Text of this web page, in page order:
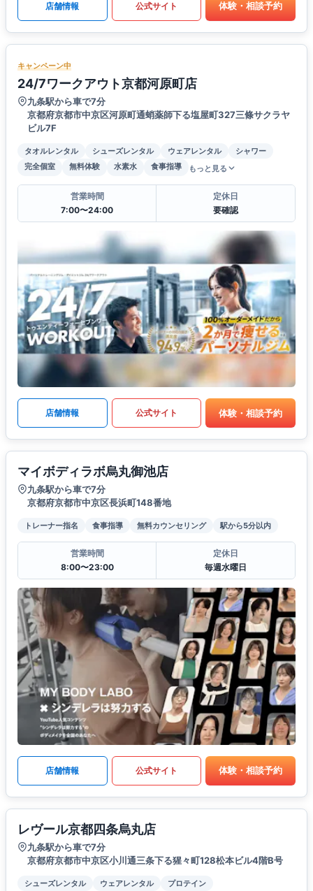
店舗情報 公式サイト 体験・相談予約
キャンペーン中
24/7ワークアウト京都河原町店
九条駅から車で7分
京都府京都市中京区河原町通蛸薬師下る塩屋町327三條サクラヤ
ビル7F
タオルレンタル シューズレンタル ウェアレンタル
シャワー
完全個室
無料体験 水素水 食事指導 もっと見る
営業時間
7:00〜24:00
定休日
要確認
店舗情報 公式サイト 体験・相談予約
マイボディラボ烏丸御池店
九条駅から車で7分
京都府京都市中京区長浜町148番地
トレーナー指名 食事指導 無料カウンセリング 駅から5分以内
営業時間
8:00〜23:00
定休日
毎週水曜日
店舗情報 公式サイト 体験・相談予約
レヴール京都四条烏丸店
九条駅から車で7分
京都府京都市中京区小川通三条下る猩々町128松本ビル4階B号
シューズレンタル ウェアレンタル プロテイン